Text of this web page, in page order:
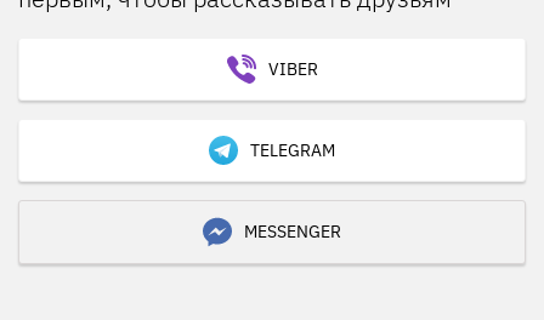
VIBER
TELEGRAM
MESSENGER